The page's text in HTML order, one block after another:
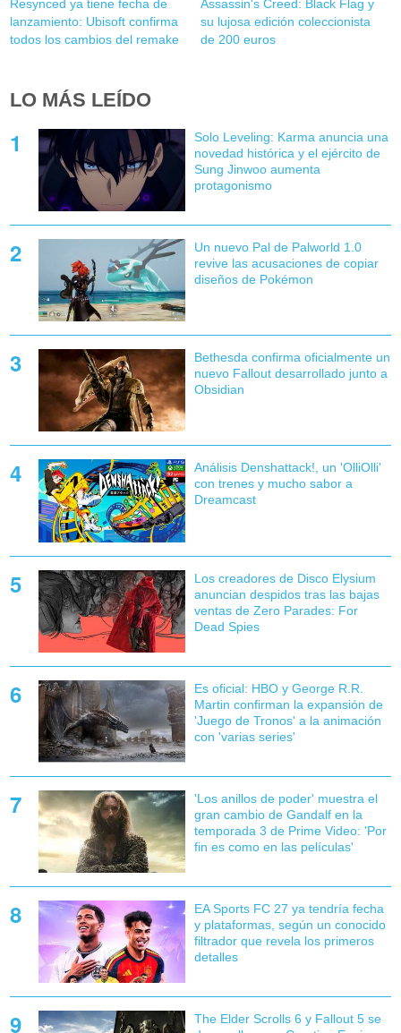
Resynced ya tiene fecha de
lanzamiento: Ubisoft confirma
todos los cambios del remake
Assassin's Creed: Black Flag y
su lujosa edición coleccionista
de 200 euros
LO MÁS LEÍDO
Solo Leveling: Karma anuncia una
novedad histórica y el ejército de
Sung Jinwoo aumenta
protagonismo
Un nuevo Pal de Palworld 1.0
revive las acusaciones de copiar
diseños de Pokémon
Bethesda confirma oficialmente un
nuevo Fallout desarrollado junto a
Obsidian
Análisis Denshattack!, un 'OlliOlli'
con trenes y mucho sabor a
Dreamcast
Los creadores de Disco Elysium
anuncian despidos tras las bajas
ventas de Zero Parades: For
Dead Spies
Es oficial: HBO y George R.R.
Martin confirman la expansión de
'Juego de Tronos' a la animación
con 'varias series'
'Los anillos de poder' muestra el
gran cambio de Gandalf en la
temporada 3 de Prime Video: 'Por
fin es como en las películas'
EA Sports FC 27 ya tendría fecha
y plataformas, según un conocido
filtrador que revela los primeros
detalles
The Elder Scrolls 6 y Fallout 5 se